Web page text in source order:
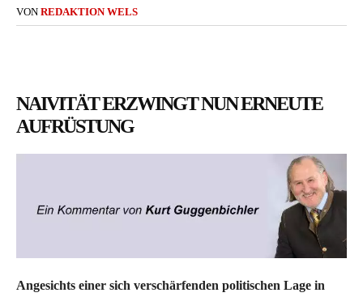
VON REDAKTION WELS
NAIVITÄT ERZWINGT NUN ERNEUTE
AUFRÜSTUNG
Angesichts einer sich verschärfenden politischen Lage in